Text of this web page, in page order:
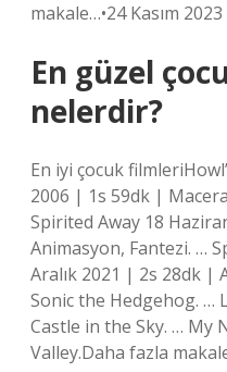
makale…•24 Kasım 2023
En güzel
nelerdir?
En iyi çocuk
2006 | 1s 59dk |
Spirited Away 18
Animasyon, Fantezi. …
Aralık 2021 | 2s 28dk |
Sonic the Hedgehog. …
Castle in the Sky. … My
Valley.Daha fazla